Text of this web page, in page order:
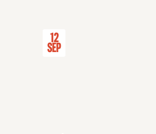
12
Sep